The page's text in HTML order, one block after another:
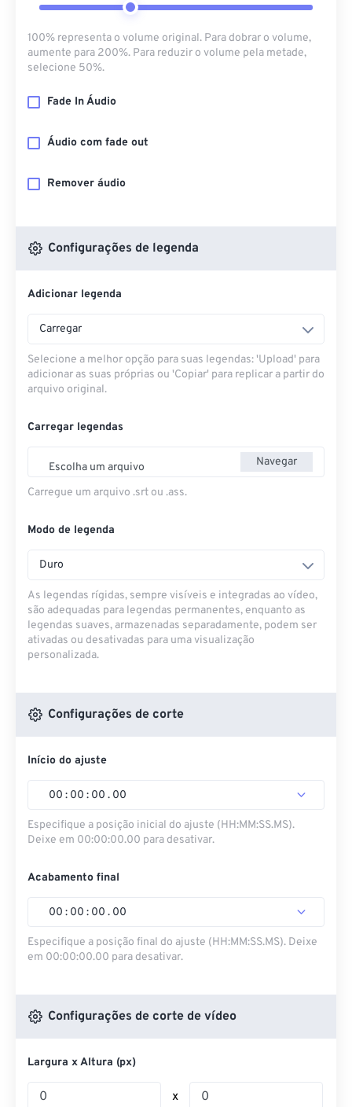
100% representa o volume original. Para dobrar o volume,
aumente para 200%. Para reduzir o volume pela metade,
selecione 50%.
Fade In Áudio
Áudio com fade out
Remover áudio
Configurações de legenda
Adicionar legenda
Carregar
Selecione a melhor opção para suas legendas: 'Upload' para
adicionar as suas próprias ou 'Copiar' para replicar a partir do
arquivo original.
Carregar legendas
Escolha um arquivo Navegar
Carregue um arquivo .srt ou .ass.
Modo de legenda
Duro
As legendas rígidas, sempre visíveis e integradas ao vídeo,
são adequadas para legendas permanentes, enquanto as
legendas suaves, armazenadas separadamente, podem ser
ativadas ou desativadas para uma visualização
personalizada.
Configurações de corte
Início do ajuste
00 : 00 : 00 . 00
Especifique a posição inicial do ajuste (HH:MM:SS.MS).
Deixe em 00:00:00.00 para desativar.
Acabamento final
00 : 00 : 00 . 00
Especifique a posição final do ajuste (HH:MM:SS.MS). Deixe
em 00:00:00.00 para desativar.
Configurações de corte de vídeo
Largura x Altura (px)
x